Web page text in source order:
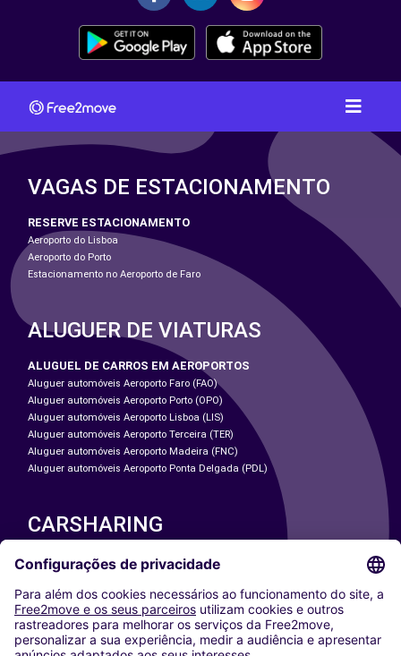
VAGAS DE ESTACIONAMENTO
RESERVE ESTACIONAMENTO
Aeroporto do Lisboa
Aeroporto do Porto
Estacionamento no Aeroporto de Faro
ALUGUER DE VIATURAS
ALUGUEL DE CARROS EM AEROPORTOS
Aluguer automóveis Aeroporto Faro (FAO)
Aluguer automóveis Aeroporto Porto (OPO)
Aluguer automóveis Aeroporto Lisboa (LIS)
Aluguer automóveis Aeroporto Terceira (TER)
Aluguer automóveis Aeroporto Madeira (FNC)
Aluguer automóveis Aeroporto Ponta Delgada (PDL)
CARSHARING
NOSSAS CIDADES
Washington DC
Milan
Rome
Turin